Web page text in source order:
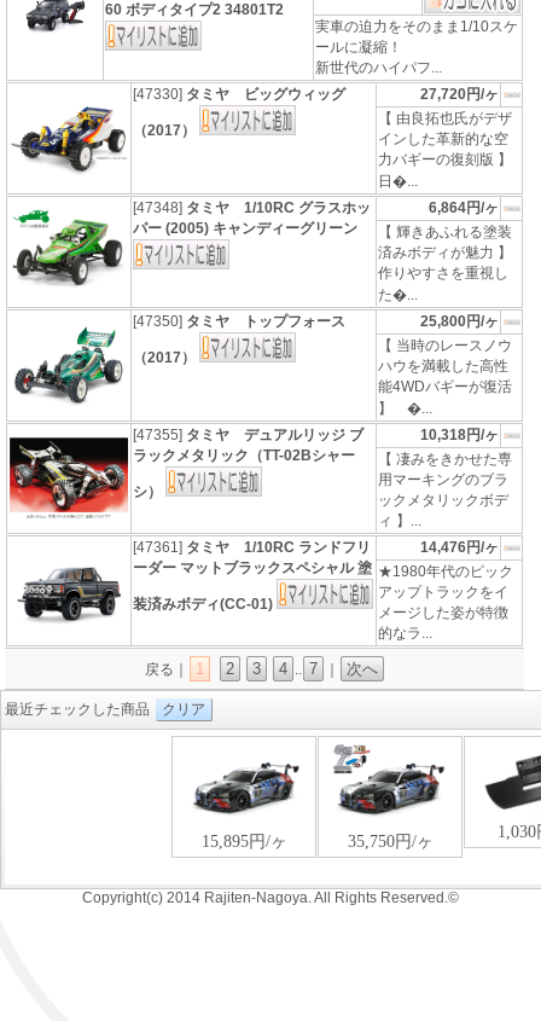
60 ボディタイプ2 34801T2
実車の迫力をそのまま1/10スケ
ールに凝縮！
新世代のハイパフ...
[47330] タミヤ ビッグウィッグ
（2017）
27,720円/ヶ
【 由良拓也氏がデザ
インした革新的な空
力バギーの復刻版 】
日�...
[47348] タミヤ 1/10RC グラスホッ
パー (2005) キャンディーグリーン
6,864円/ヶ
【 輝きあふれる塗装
済みボディが魅力 】
作りやすさを重視し
た�...
[47350] タミヤ トップフォース
（2017）
25,800円/ヶ
【 当時のレースノウ
ハウを満載した高性
能4WDバギーが復活
】 �...
[47355] タミヤ デュアルリッジ ブ
ラックメタリック（TT-02Bシャー
シ）
10,318円/ヶ
【 凄みをきかせた専
用マーキングのブラ
ックメタリックボデ
ィ 】...
[47361] タミヤ 1/10RC ランドフリ
ーダー マットブラックスペシャル 塗
装済みボディ(CC-01)
14,476円/ヶ
★1980年代のピック
アップトラックをイ
メージした姿が特徴
的なラ...
戻る｜ 1 2 3 4 .. 7 次へ
最近チェックした商品 クリア
Copyright(c) 2014 Rajiten-Nagoya. All Rights Reserved.©